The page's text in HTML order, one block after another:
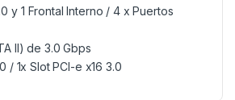
y 1 Frontal Interno / 4 x Puertos
II) de 3.0 Gbps
/ 1x Slot PCI-e x16 3.0